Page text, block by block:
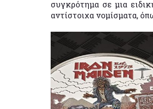
συγκρότημα σε μια
αντίστοιχα νομίσματα,